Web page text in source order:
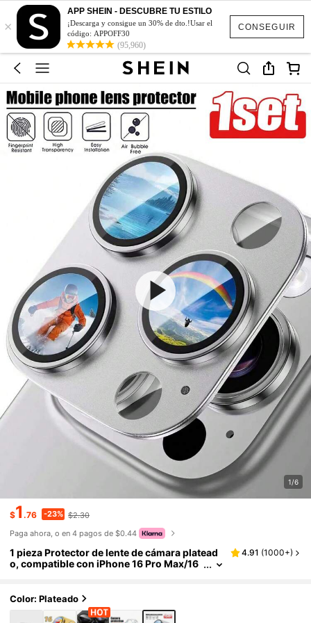
CONSEGUIR
×
APP SHEIN - DESCUBRE TU ESTILO
¡Descarga y consigue un 30% de dto.!Usar el
código: APPOFF30
(95,960)
1/6
$1.76 -23% $2.30
Paga ahora, o en 4 pagos de $0.44
1 pieza Protector de lente de cámara platead
o, compatible con iPhone 16 Pro Max/16
x y 11 Pro Max. Hecho de vidrio de doble dure
za 9H con 99% de transmisión de luz AR. Co
mpatible con fundas de teléfono. Un regalo p
4.91 (1000+)
Color: Plateado